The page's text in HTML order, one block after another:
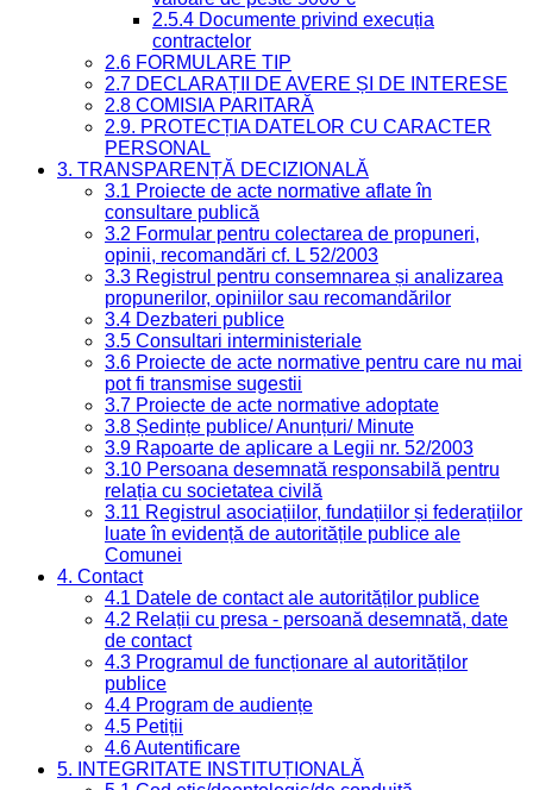
2.5.4 Documente privind execuția
contractelor
2.6 FORMULARE TIP
2.7 DECLARAȚII DE AVERE ȘI DE INTERESE
2.8 COMISIA PARITARĂ
2.9. PROTECȚIA DATELOR CU CARACTER
PERSONAL
3. TRANSPARENȚĂ DECIZIONALĂ
3.1 Proiecte de acte normative aflate în
consultare publică
3.2 Formular pentru colectarea de propuneri,
opinii, recomandări cf. L 52/2003
3.3 Registrul pentru consemnarea și analizarea
propunerilor, opiniilor sau recomandărilor
3.4 Dezbateri publice
3.5 Consultari interministeriale
3.6 Proiecte de acte normative pentru care nu mai
pot fi transmise sugestii
3.7 Proiecte de acte normative adoptate
3.8 Ședințe publice/ Anunțuri/ Minute
3.9 Rapoarte de aplicare a Legii nr. 52/2003
3.10 Persoana desemnată responsabilă pentru
relația cu societatea civilă
3.11 Registrul asociațiilor, fundațiilor și federațiilor
luate în evidență de autoritățile publice ale
Comunei
4. Contact
4.1 Datele de contact ale autorităților publice
4.2 Relații cu presa - persoană desemnată, date
de contact
4.3 Programul de funcționare al autorităților
publice
4.4 Program de audiențe
4.5 Petiții
4.6 Autentificare
5. INTEGRITATE INSTITUȚIONALĂ